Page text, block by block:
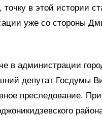
в этой истории
уже со стороны
в администрации
депутат Госдумы
преследование.